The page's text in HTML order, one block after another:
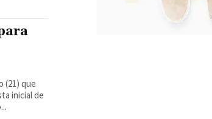
(21) que
inicial de
ao...